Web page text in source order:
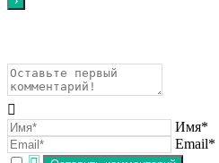
Имя*
Email*